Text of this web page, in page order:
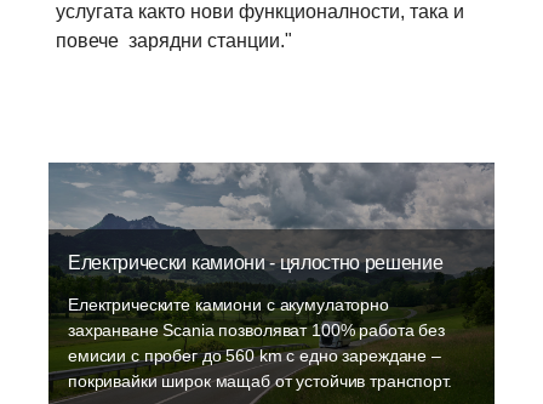
услугата както нови функционалности, така и
повече зарядни станции."
Електрически камиони - цялостно решение
Електрическите камиони с акумулаторно
захранване Scania позволяват 100% работа без
емисии с пробег до 560 km с едно зареждане –
покривайки широк мащаб от устойчив транспорт.